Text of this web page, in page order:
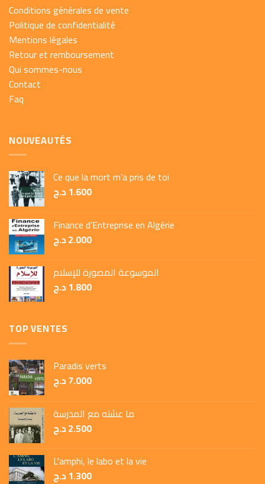
Conditions générales de vente
Politique de confidentialité
Mentions légales
Retour et remboursement
Qui sommes-nous
Contact
Faq
NOUVEAUTÉS
Ce que la mort m’a pris de toi
1.600د.ج
Finance d’Entreprise en Algérie
2.000د.ج
الموسوعة المصورة للإسلام
1.800د.ج
TOP VENTES
Paradis verts
7.000د.ج
ما عشته مع المدرسة
2.500د.ج
L'amphi, le labo et la vie
1.300د.ج